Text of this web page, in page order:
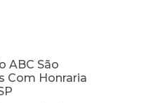
ABC São
Com Honraria